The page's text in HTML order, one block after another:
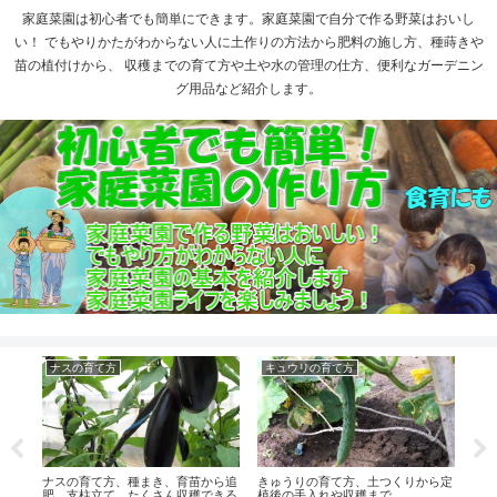
家庭菜園は初心者でも簡単にできます。家庭菜園で自分で作る野菜はおいし
い！ でもやりかたがわからない人に土作りの方法から肥料の施し方、種蒔きや
苗の植付けから、 収穫までの育て方や土や水の管理の仕方、便利なガーデニン
グ用品など紹介します。
ナスの育て方
ナスの育て方、種まき、育苗から追
キュウリの育て方
きゅうりの育て方、土つくりから定